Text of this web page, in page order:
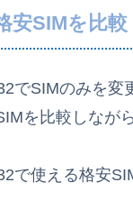
安SIMを比較
でSIMのみを変
を比較しなが
で使える格安